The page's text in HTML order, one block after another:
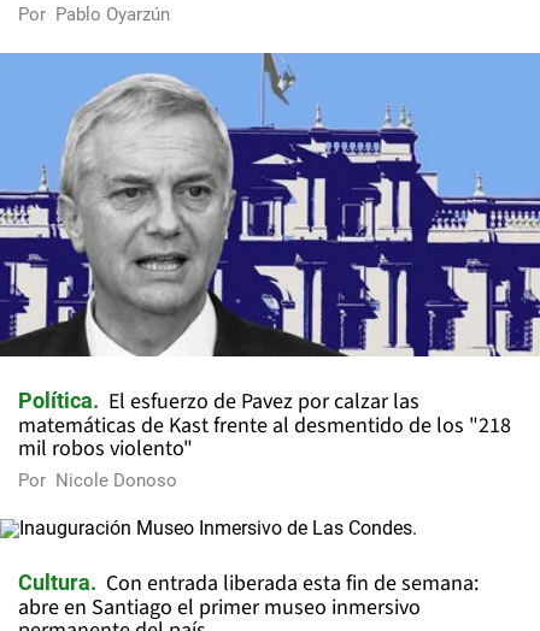
Por Pablo Oyarzún
Política
El esfuerzo de Pavez por calzar las
matemáticas de Kast frente al desmentido de los "218
mil robos violento"
Por Nicole Donoso
Cultura
Con entrada liberada esta fin de semana:
abre en Santiago el primer museo inmersivo